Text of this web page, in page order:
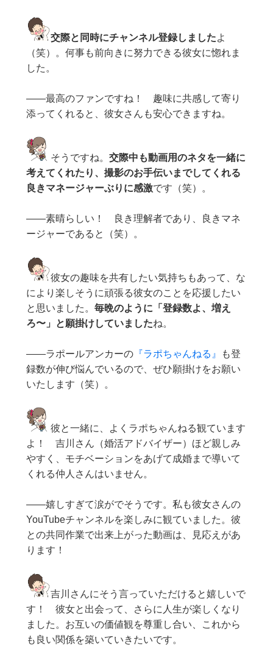
交際と同時にチャンネル登録しましたよ
（笑）。何事も前向きに努力できる彼女に惚れま
した。
——最高のファンですね！ 趣味に共感して寄り
添ってくれると、彼女さんも安心できますね。
そうですね。交際中も動画用のネタを一緒に
考えてくれたり、撮影のお手伝いまでしてくれる
良きマネージャーぶりに感激です（笑）。
——素晴らしい！ 良き理解者であり、良きマネ
ージャーであると（笑）。
彼女の趣味を共有したい気持ちもあって、な
により楽しそうに頑張る彼女のことを応援したい
と思いました。毎晩のように「登録数よ、増え
ろ〜」と願掛けしていましたね。
——ラポールアンカーの 『ラポちゃんねる』
も登
録数が伸び悩んでいるので、ぜひ願掛けをお願い
いたします（笑）。
彼と一緒に、よくラポちゃんねる観ています
よ！ 吉川さん（婚活アドバイザー）ほど親しみ
やすく、モチベーションをあげて成婚まで導いて
くれる仲人さんはいません。
——嬉しすぎて涙がでそうです。私も彼女さんの
YouTubeチャンネルを楽しみに観ていました。彼
との共同作業で出来上がった動画は、見応えがあ
ります！
吉川さんにそう言っていただけると嬉しいで
す！ 彼女と出会って、さらに人生が楽しくなり
ました。お互いの価値観を尊重し合い、これから
も良い関係を築いていきたいです。